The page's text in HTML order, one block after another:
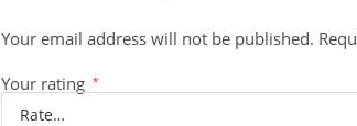
Your email address will not be published.
Your rating *